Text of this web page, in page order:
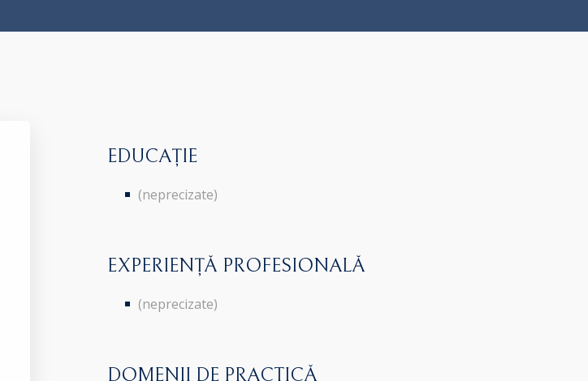
EDUCAȚIE
(neprecizate)
EXPERIENȚĂ PROFESIONALĂ
(neprecizate)
DOMENII DE PRACTICĂ